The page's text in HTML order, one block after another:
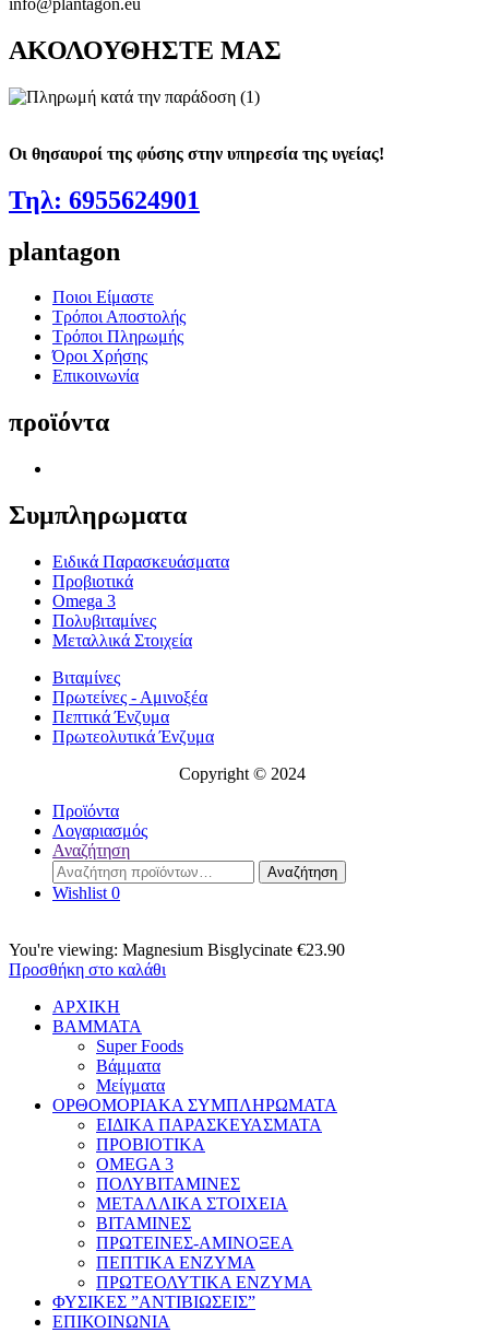
info@plantagon.eu
ΑΚΟΛΟΥΘΗΣΤΕ ΜΑΣ
Οι θησαυροί της φύσης στην υπηρεσία της υγείας!
Τηλ: 6955624901
plantagon
Ποιοι Είμαστε
Τρόποι Αποστολής
Τρόποι Πληρωμής
Όροι Χρήσης
Επικοινωνία
προϊόντα
Συμπληρωματα
Ειδικά Παρασκευάσματα
Προβιοτικά
Omega 3
Πολυβιταμίνες
Μεταλλικά Στοιχεία
Βιταμίνες
Πρωτείνες - Αμινοξέα
Πεπτικά Ένζυμα
Πρωτεολυτικά Ένζυμα
Copyright © 2024
Προϊόντα
Λογαριασμός
Αναζήτηση
Αναζήτηση
για:
Αναζήτηση
Wishlist 0
You're viewing: Magnesium Bisglycinate €23.90
Προσθήκη στο καλάθι
ΑΡΧΙΚΗ
BAMMATA
Super Foods
Βάμματα
Μείγματα
ΟΡΘΟΜΟΡΙΑΚΑ ΣΥΜΠΛΗΡΩΜΑΤΑ
ΕΙΔΙΚΑ ΠΑΡΑΣΚΕΥΑΣΜΑΤΑ
ΠΡΟΒΙΟΤΙΚΑ
OMEGA 3
ΠΟΛΥΒΙΤΑΜΙΝΕΣ
ΜΕΤΑΛΛΙΚΑ ΣΤΟΙΧΕΙΑ
ΒΙΤΑΜΙΝΕΣ
ΠΡΩΤΕΙΝΕΣ-ΑΜΙΝΟΞΕΑ
ΠΕΠΤΙΚΑ ΕΝΖΥΜΑ
ΠΡΩΤΕΟΛΥΤΙΚΑ ΕΝΖΥΜΑ
ΦΥΣΙΚΕΣ ”ΑΝΤΙΒΙΩΣΕΙΣ”
ΕΠΙΚΟΙΝΩΝΙΑ